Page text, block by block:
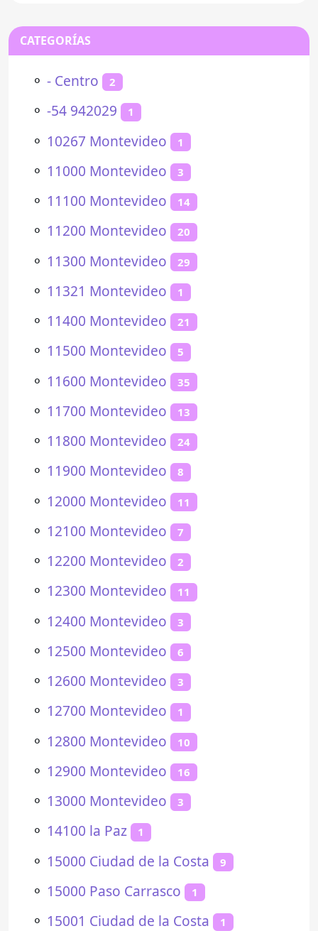
CATEGORÍAS
⚬ - Centro 2
⚬ -54 942029 1
⚬ 10267 Montevideo 1
⚬ 11000 Montevideo 3
⚬ 11100 Montevideo 14
⚬ 11200 Montevideo 20
⚬ 11300 Montevideo 29
⚬ 11321 Montevideo 1
⚬ 11400 Montevideo 21
⚬ 11500 Montevideo 5
⚬ 11600 Montevideo 35
⚬ 11700 Montevideo 13
⚬ 11800 Montevideo 24
⚬ 11900 Montevideo 8
⚬ 12000 Montevideo 11
⚬ 12100 Montevideo 7
⚬ 12200 Montevideo 2
⚬ 12300 Montevideo 11
⚬ 12400 Montevideo 3
⚬ 12500 Montevideo 6
⚬ 12600 Montevideo 3
⚬ 12700 Montevideo 1
⚬ 12800 Montevideo 10
⚬ 12900 Montevideo 16
⚬ 13000 Montevideo 3
⚬ 14100 la Paz 1
⚬ 15000 Ciudad de la Costa 9
⚬ 15000 Paso Carrasco 1
⚬ 15001 Ciudad de la Costa 1